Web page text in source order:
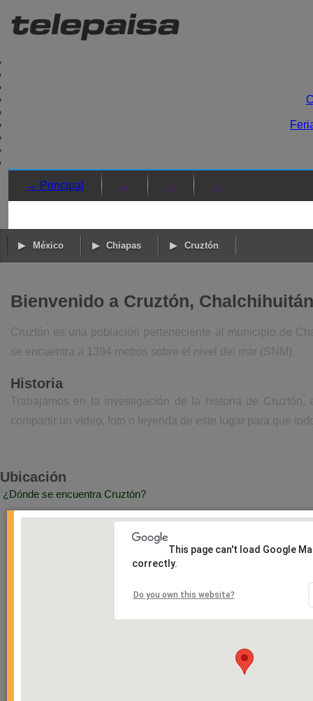
→ Principal → → →
México Chiapas Cruztón
Bienvenido a Cruztón,
Cruztón es una población perteneciente al municipio de
se encuentra a 1394 metros sobre el nivel del mar (SNM).
Historia
Trabajamos en la investigación de la historia de Cruztón,
compartir un video, foto o leyenda de este lugar para que
Ubicación
¿Dónde se encuentra Cruztón?
This page can't load Google
correctly.
Do you own this website?